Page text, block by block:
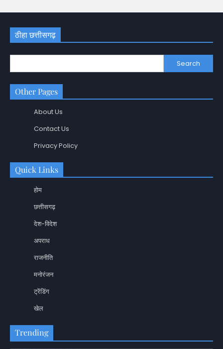
ठीहा छत्तीसगढ़
Search
Other Pages
About Us
Contact Us
Privacy Policy
Quick Links
होम
छत्तीसगढ़
देश-विदेश
अपराध
राजनीति
मनोरंजन
ट्रेंडिंग
खेल
Trending